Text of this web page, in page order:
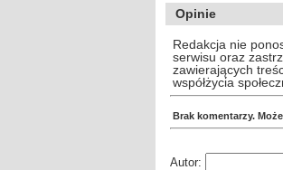
Opinie
Redakcja nie
serwisu oraz
zawierających
współżycia
Brak komentarzy.
Autor: